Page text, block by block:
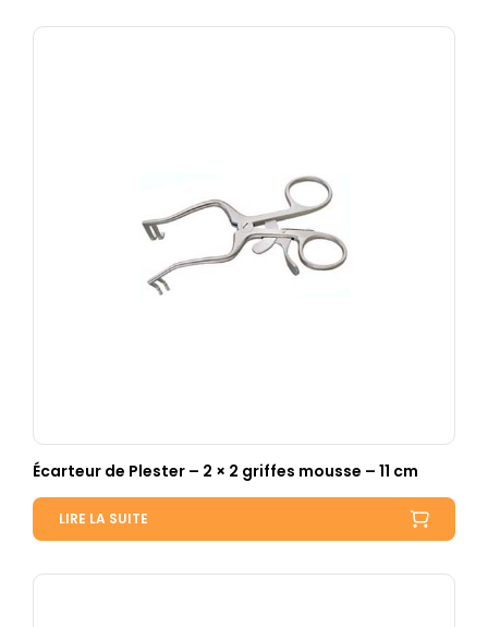
Écarteur de Plester – 2 × 2 griffes mousse – 11 cm
LIRE LA SUITE